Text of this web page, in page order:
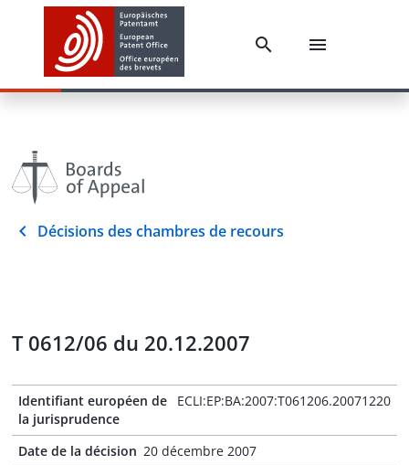
Décisions des chambres de recours
T 0612/06 du 20.12.2007
Identifiant européen de
la jurisprudence
ECLI:EP:BA:2007:T061206.20071220
Date de la décision 20 décembre 2007